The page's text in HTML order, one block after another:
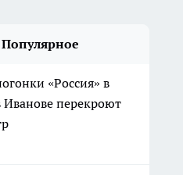
Популярное
«Россия» в
Иванове перекроют